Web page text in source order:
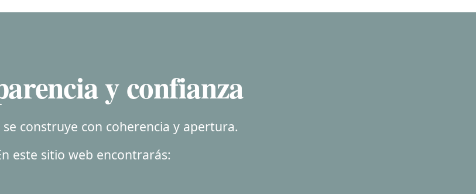
y confianza
se construye con coherencia y apertura.
este sitio web encontrarás: